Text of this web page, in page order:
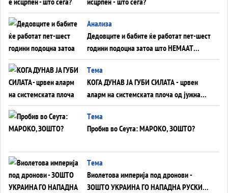
Анализа
Дедовците и бабите ќе работат пет-шест
години подоцна затоа што НЕМААТ
ВНУЦИ ДА ГИ ЗАМЕНАТ
Tема
КОГА ДУНАВ ЈА ГУБИ СИЛАТА - црвен
аларм на системската плоча од јужна
Германија до Црното Море...
Tема
Пробив во Сеута: МАРОКО, ЗОШТО?
Tема
Виолетова империја под дронови -
ЗОШТО УКРАИНА ГО НАПАДНА РУСКИОТ